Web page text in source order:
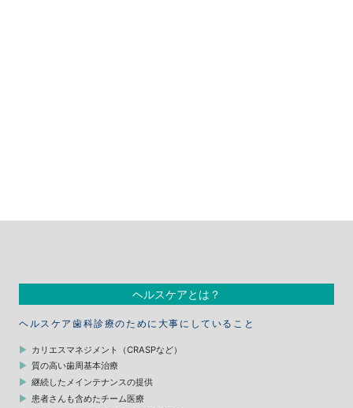
ヘルスケアとは？
ヘルスケア歯科診療のために大事にしていること
カリエスマネジメント（CRASPなど）
質の高い歯周基本治療
継続したメインテナンスの提供
患者さんも含めたチーム医療